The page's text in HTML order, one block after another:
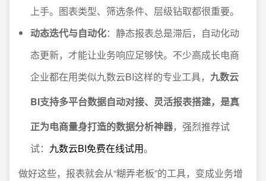
上手。图表类型、筛选条件、层级钻取都很重要。
动态迭代与自动化：静态报表总是滞后，自动化动
态更新，才能让业务响应足够快。不少高成长电商
企业都在用类似九数云BI这样的专业工具， 九数云
BI支持多平台数据自动对接、灵活报表搭建，是真
正为电商量身打造的数据分析神器，强烈推荐试
试： 九数云BI免费在线试用。
做好这些，报表就会从“糊弄老板”的工具，变成业务增